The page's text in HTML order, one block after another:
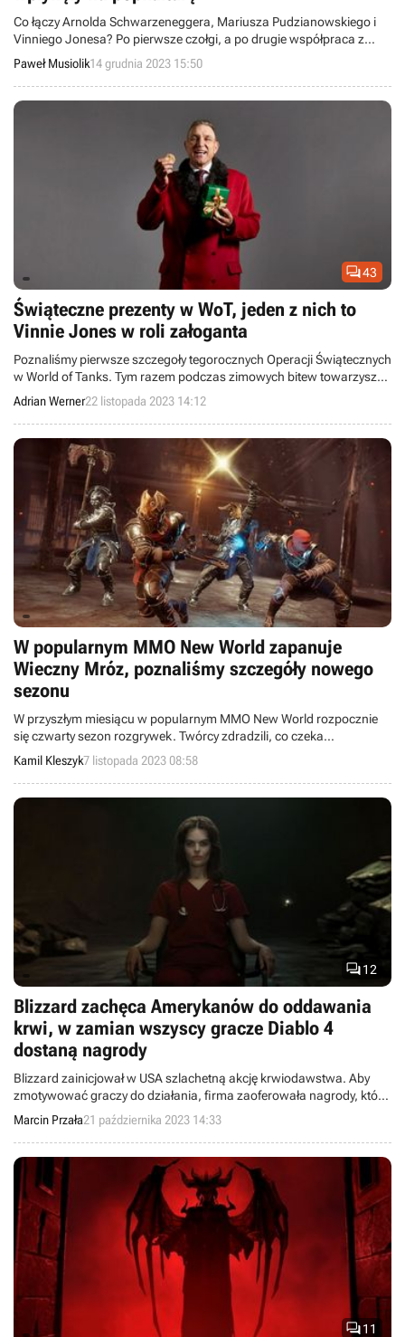
Co łączy Arnolda Schwarzeneggera, Mariusza Pudzianowskiego i
Vinniego Jonesa? Po pierwsze czołgi, a po drugie współpraca z
potentatem growym mającym pomysł na to, jak wykorzystać znaną
twarz do rozreklamowania swojej produkcji.
Paweł Musiolik14 grudnia 2023 15:50
43
Świąteczne prezenty w WoT, jeden z nich to
Vinnie Jones w roli załoganta
Poznaliśmy pierwsze szczegoły tegorocznych Operacji Świątecznych
w World of Tanks. Tym razem podczas zimowych bitew towarzyszyć
nam będzie Vinnie Jones.
Adrian Werner22 listopada 2023 14:12
W popularnym MMO New World zapanuje
Wieczny Mróz, poznaliśmy szczegóły nowego
sezonu
W przyszłym miesiącu w popularnym MMO New World rozpocznie
się czwarty sezon rozgrywek. Twórcy zdradzili, co czeka
uczestników sieciowej zabawy.
Kamil Kleszyk7 listopada 2023 08:58
12
Blizzard zachęca Amerykanów do oddawania
krwi, w zamian wszyscy gracze Diablo 4
dostaną nagrody
Blizzard zainicjował w USA szlachetną akcję krwiodawstwa. Aby
zmotywować graczy do działania, firma zaoferowała nagrody, które
trafią do wszystkich użytkowników Diablo 4 - po osiągnięciu
wyznaczonego celu.
Marcin Przała21 października 2023 14:33
11